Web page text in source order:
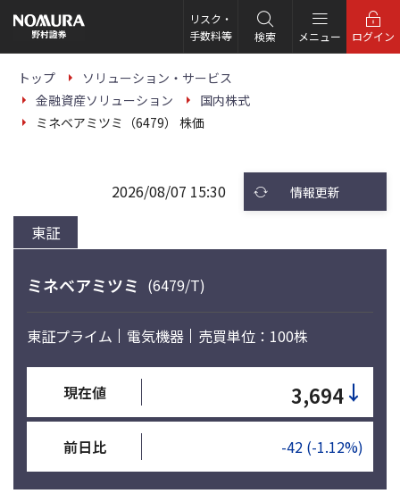
の
ー
リスク・
手数料等
検索 メニュー ログイン
トップ
ソリューション・サービス
金融資産ソリューション
国内株式
ミネベアミツミ（6479） 株価
東証
2026/08/07 15:30 情報更新
ミネベアミツミ (6479/T)
東証プライム 電気機器 売買単位：100株
現在値 3,694↓
前日比 -42 (-1.12%)